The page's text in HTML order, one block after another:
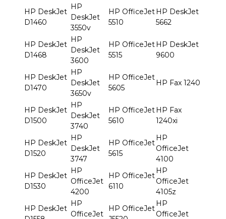
HP DeskJet
D1460
HP
DeskJet
3550v
HP OfficeJet
5510
HP DeskJet
5662
HP DeskJet
D1468
HP
DeskJet
3600
HP OfficeJet
5515
HP DeskJet
9600
HP DeskJet
D1470
HP
DeskJet
3650v
HP OfficeJet
5605
HP Fax 1240
HP DeskJet
D1500
HP
DeskJet
3740
HP OfficeJet
5610
HP Fax
1240xi
HP DeskJet
D1520
HP
DeskJet
3747
HP OfficeJet
5615
HP
OfficeJet
4100
HP DeskJet
D1530
HP
OfficeJet
4200
HP OfficeJet
6110
HP
OfficeJet
4105z
HP DeskJet
HP
OfficeJet
HP OfficeJet
HP
OfficeJet